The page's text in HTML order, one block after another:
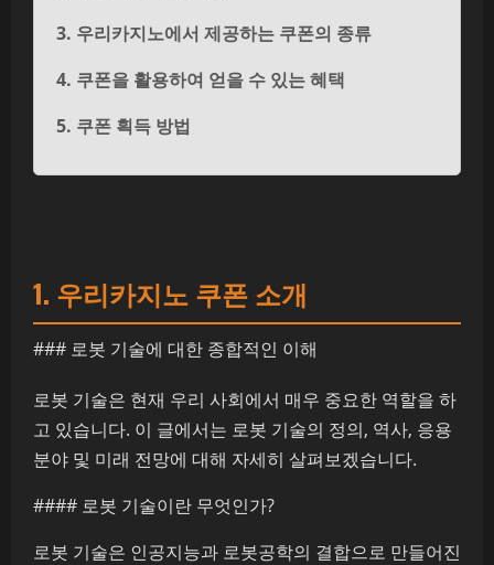
3. 우리카지노에서 제공하는 쿠폰의 종류
4. 쿠폰을 활용하여 얻을 수 있는 혜택
5. 쿠폰 획득 방법
1. 우리카지노 쿠폰 소개
### 로봇 기술에 대한 종합적인 이해
로봇 기술은 현재 우리 사회에서 매우 중요한 역할을 하
고 있습니다. 이 글에서는 로봇 기술의 정의, 역사, 응용
분야 및 미래 전망에 대해 자세히 살펴보겠습니다.
#### 로봇 기술이란 무엇인가?
로봇 기술은 인공지능과 로봇공학의 결합으로 만들어진